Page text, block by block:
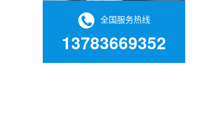
全国服务热线
13783669352